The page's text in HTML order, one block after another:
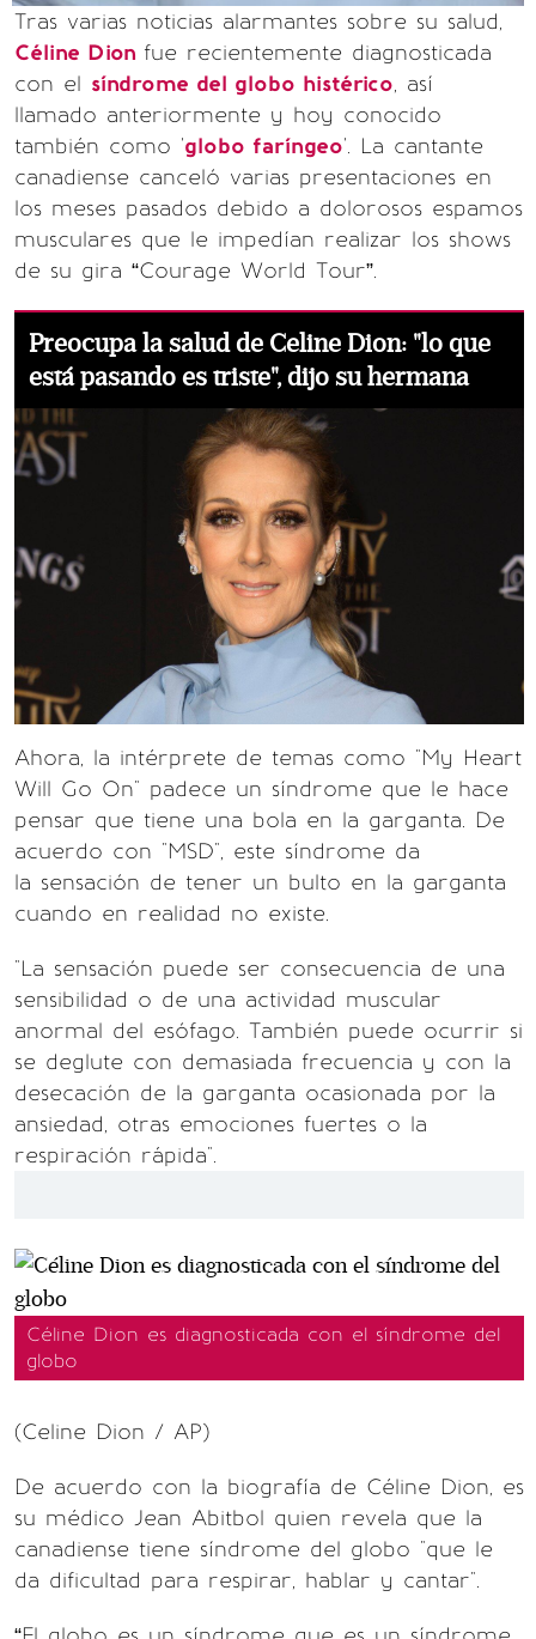
Tras varias noticias alarmantes sobre su salud,
Céline Dion fue recientemente diagnosticada
con el síndrome del globo histérico, así
llamado anteriormente y hoy conocido
también como 'globo faríngeo'. La cantante
canadiense canceló varias presentaciones en
los meses pasados debido a dolorosos espamos
musculares que le impedían realizar los shows
de su gira “Courage World Tour”.
Preocupa la salud de Celine Dion: "lo que
está pasando es triste", dijo su hermana
Ahora, la intérprete de temas como "My Heart
Will Go On" padece un síndrome que le hace
pensar que tiene una bola en la garganta. De
acuerdo con "MSD", este síndrome da
la sensación de tener un bulto en la garganta
cuando en realidad no existe.
"La sensación puede ser consecuencia de una
sensibilidad o de una actividad muscular
anormal del esófago. También puede ocurrir si
se deglute con demasiada frecuencia y con la
desecación de la garganta ocasionada por la
ansiedad, otras emociones fuertes o la
respiración rápida".
Céline Dion es diagnosticada con el síndrome del
globo
(Celine Dion / AP)
De acuerdo con la biografía de Céline Dion, es
su médico Jean Abitbol quien revela que la
canadiense tiene síndrome del globo "que le
da dificultad para respirar, hablar y cantar".